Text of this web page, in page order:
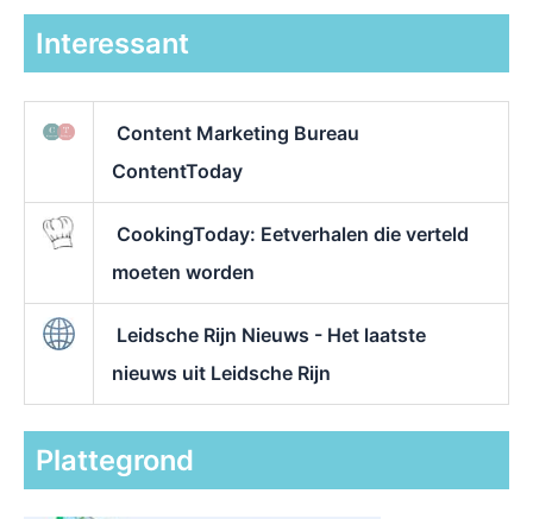
Interessant
Content Marketing Bureau
ContentToday
CookingToday: Eetverhalen die verteld
moeten worden
Leidsche Rijn Nieuws - Het laatste
nieuws uit Leidsche Rijn
Plattegrond